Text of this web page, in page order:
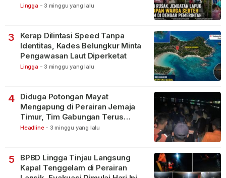
Lingga - 3 minggu yang lalu
3
Kerap Dilintasi Speed Tanpa
Identitas, Kades Belungkur Minta
Pengawasan Laut Diperketat
Lingga - 3 minggu yang lalu
4
Diduga Potongan Mayat
Mengapung di Perairan Jemaja
Timur, Tim Gabungan Terus
Lakukan Pencarian
Headline - 3 minggu yang lalu
5
BPBD Lingga Tinjau Langsung
Kapal Tenggelam di Perairan